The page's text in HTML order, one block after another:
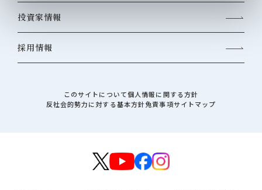
投資家情報
採用情報
このサイトについて個人情報に関する方針
反社会的勢力に対する基本方針免責事項サイトマップ